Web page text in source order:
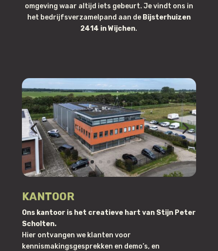
omgeving waar altijd iets gebeurt. Je vindt ons in
het bedrijfsverzamelpand aan de Bijsterhuizen
2414 in Wijchen.
KANTOOR
Ons kantoor is het creatieve hart van Stijn Peter
Scholten.
Hier ontvangen we klanten voor
kennismakingsgesprekken en demo’s, en